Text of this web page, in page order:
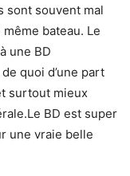
sont souvent mal
bateau. Le
une BD
quoi d’une part
surtout mieux
BD est super
une vraie belle